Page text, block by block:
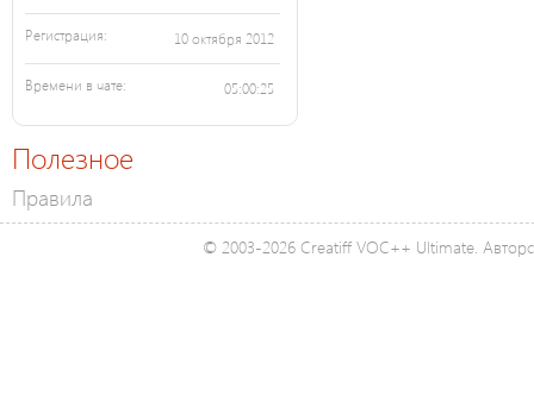
Регистрация: 10 октября 2012
Времени в чате: 05:00:25
Полезное
Правила
© 2003-2026 Creatiff VOC++ Ultimate.